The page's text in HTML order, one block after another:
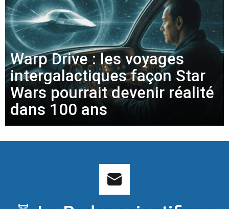
Warp Drive : les voyages
intergalactiques façon Star
Wars pourrait devenir réalité
dans 100 ans